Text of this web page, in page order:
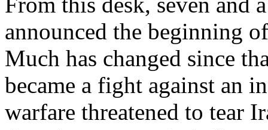
announced the beginning
Much has changed since
became a fight against an
warfare threatened to tear